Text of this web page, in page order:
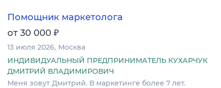
Помощник маркетолога
от 30 000 ₽
13 июля 2026 Москва
ИНДИВИДУАЛЬНЫЙ ПРЕДПРИНИМАТЕЛЬ КУХАРЧУК
ДМИТРИЙ ВЛАДИМИРОВИЧ
Меня зовут Дмитрий. В маркетинге более 7 лет.